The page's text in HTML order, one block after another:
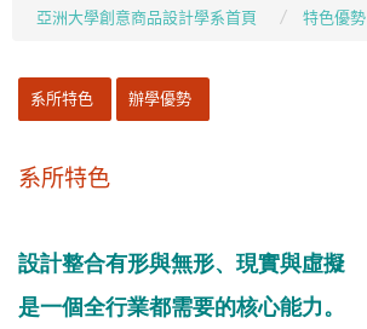
亞洲大學創意商品設計學系首頁 特色優勢
系所特色 辦學優勢
系所特色
設計整合有形與無形、現實與虛擬
是一個全行業都需要的核心能力。